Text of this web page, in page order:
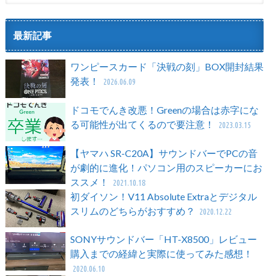
最新記事
ワンピースカード「決戦の刻」BOX開封結果
発表！
2026.06.09
ドコモでんき改悪！Greenの場合は赤字にな
る可能性が出てくるので要注意！
2023.03.15
【ヤマハ SR-C20A】サウンドバーでPCの音
が劇的に進化！パソコン用のスピーカーにお
ススメ！
2021.10.18
初ダイソン！V11 Absolute Extraとデジタル
スリムのどちらがおすすめ？
2020.12.22
SONYサウンドバー「HT-X8500」レビュー
購入までの経緯と実際に使ってみた感想！
2020.06.10